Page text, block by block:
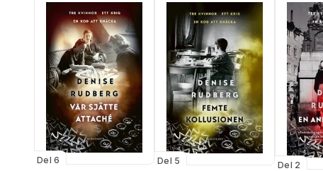
Del 6 Del 5 Del 2